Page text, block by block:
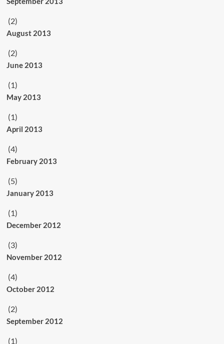
(2)
August 2013
(2)
June 2013
(1)
May 2013
(1)
April 2013
(4)
February 2013
(5)
January 2013
(1)
December 2012
(3)
November 2012
(4)
October 2012
(2)
September 2012
(1)